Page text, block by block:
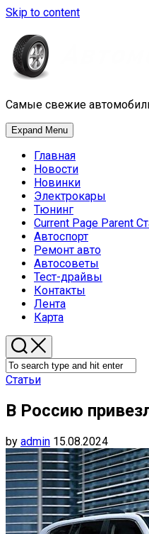
Skip to content
Самые свежие
Expand Menu
Главная
Новости
Новинки
Электрокары
Тюнинг
Current Page Parent
Автоспорт
Ремонт авто
Автосоветы
Тест-драйвы
Контакты
Лента
Карта
Статьи
В Россию
by admin 15.08.2024